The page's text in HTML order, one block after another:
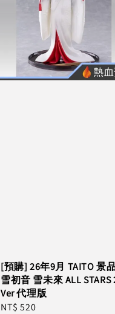
[預購] 26年9月 TAITO 景
雪初音 雪未來 ALL STARS
Ver 代理版
Regular
NT$ 520